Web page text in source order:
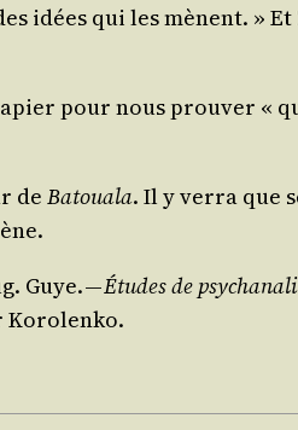
idées qui les mènent. » Et
pour nous prou­ver «
deBatoua­la. Il y ver­ra que
Guye. —Études de
Korolenko.